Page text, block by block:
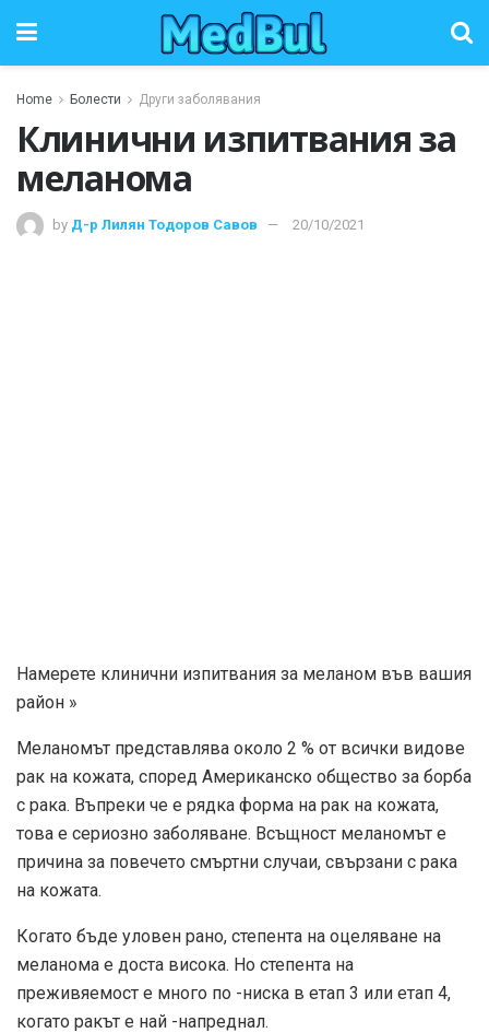
Home Болести Други заболявания
Клинични изпитвания за
меланома
by Д-р Лилян Тодоров Савов 20/10/2021
Намерете клинични изпитвания за меланом във вашия
район »
Меланомът представлява около 2 % от всички видове
рак на кожата, според Американско общество за борба
с рака. Въпреки че е рядка форма на рак на кожата,
това е сериозно заболяване. Всъщност меланомът е
причина за повечето смъртни случаи, свързани с рака
на кожата.
Когато бъде уловен рано, степента на оцеляване на
меланома е доста висока. Но степента на
преживяемост е много по -ниска в етап 3 или етап 4,
когато ракът е най -напреднал.